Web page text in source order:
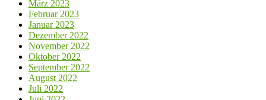
März 2023
Februar 2023
Januar 2023
Dezember 2022
November 2022
Oktober 2022
September 2022
August 2022
Juli 2022